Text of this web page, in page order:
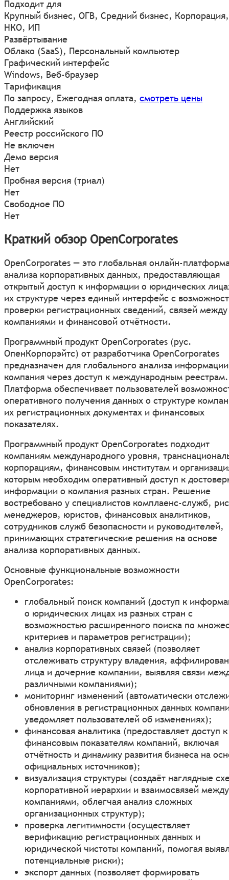
Подходит для
Крупный бизнес, ОГВ, Средний бизнес, Корпорация,
НКО, ИП
Развёртывание
Облако (SaaS), Персональный компьютер
Графический интерфейс
Windows, Веб-браузер
Тарификация
По запросу, Ежегодная оплата, смотреть цены
Поддержка языков
Английский
Реестр российского ПО
Не включен
Демо версия
Нет
Пробная версия (триал)
Нет
Свободное ПО
Нет
Краткий обзор OpenCorporates
OpenCorporates — это глобальная онлайн-
анализа корпоративных данных, предоставляющая
открытый доступ к информации о юридических
их структуре через единый интерфейс с
проверки регистрационных сведений, связей между
компаниями и финансовой отчётности.
Программный продукт OpenCorporates (рус.
ОпенКорпорэйтс) от разработчика OpenCorporates
предназначен для глобального анализа
компания через доступ к международным реестрам.
Платформа обеспечивает пользователей
оперативного получения данных о структуре
их регистрационных документах и финансовых
показателях.
Программный продукт OpenCorporates подходит
компаниям международного уровня,
корпорациям, финансовым институтам и
которым необходим оперативный доступ к
информации о компания разных стран. Решение
востребовано у специалистов комплаенс-служб,
менеджеров, юристов, финансовых аналитиков,
сотрудников служб безопасности и руководителей,
принимающих стратегические решения на основе
анализа корпоративных данных.
Основные функциональные возможности
OpenCorporates:
глобальный поиск компаний (доступ к
о юридических лицах из разных стран с
возможностью расширенного поиска по
критериев и параметров регистрации);
анализ корпоративных связей (позволяет
отслеживать структуру владения,
лица и дочерние компании, выявляя связи
различными компаниями);
мониторинг изменений (автоматически
обновления в регистрационных данных
уведомляет пользователей об изменениях);
финансовая аналитика (предоставляет доступ к
финансовым показателям компаний, включая
отчётность и динамику развития бизнеса на
официальных источников);
визуализация структуры (создаёт наглядные
корпоративной иерархии и взаимосвязей между
компаниями, облегчая анализ сложных
организационных структур);
проверка легитимности (осуществляет
верификацию регистрационных данных и
юридической чистоты компаний, помогая
потенциальные риски);
экспорт данных (позволяет формировать